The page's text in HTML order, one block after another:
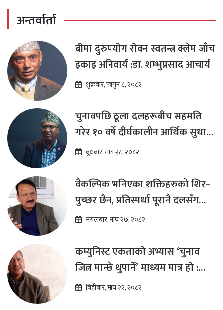
अन्तर्वार्ता
बीमा दुरुपयोग रोक्न स्वतन्त्र क्लेम जाँच
इकाइ अनिवार्य :डा. शम्भुप्रसाद आचार्य
शुक्रबार, फागुन ८, २०८२
चुनावपछि ठूला दलहरूबीच सहमति
गरेर १० वर्षे दीर्घकालीन आर्थिक सुधार
कार्यक्रम ल्याउनुपर्छ : हेमराज ढकाल
बुधबार, माघ २८, २०८२
वैकल्पिक भनिएका शक्तिहरुको शिर–
पुच्छर छैन, प्रतिस्पर्धा पूरानै दलसँग
हुन्छ : डा.प्रकाश शरण महत
मंगलबार, माघ २७, २०८२
कम्युनिस्ट एकताको अभ्यास ‘चुनाव
जित्न मान्छे थुपार्ने’ माध्यम मात्र हो :
विप्लव
बिहीबार, माघ २२, २०८२